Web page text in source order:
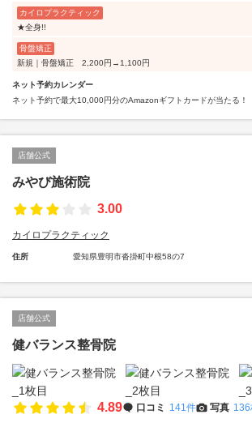
カイロプラクティック
★全身!!
骨盤矯正
新規｜骨盤矯正 2,200円→1,100円
ネット予約カレンダー
ネット予約で最大10,000円分のAmazonギフトカードが当たる！
店舗公式
みやび施術院
3.00
カイロプラクティック
住所 愛知県豊明市沓掛町中根58の7
店舗公式
健バランス整骨院
4.89 口コミ 141件 写真